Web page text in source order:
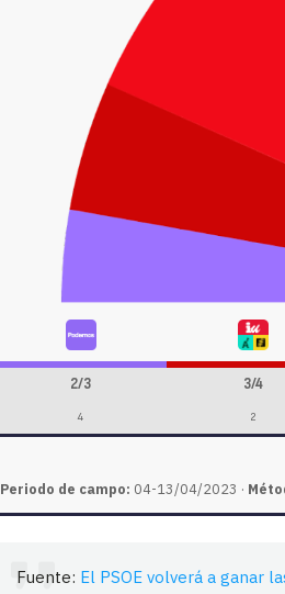
2/3 3/4
4 2
Periodo de campo: 04-13/04/2023 ·
Fuente: El PSOE volverá a ganar